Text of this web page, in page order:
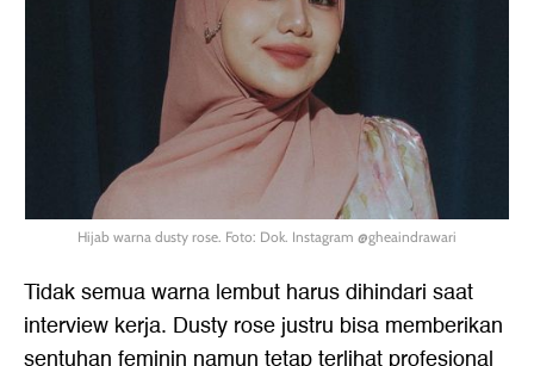
Hijab warna dusty rose. Foto: Dok. Instagram @gheaindrawari
Tidak semua warna lembut harus dihindari saat
interview kerja. Dusty rose justru bisa memberikan
sentuhan feminin namun tetap terlihat profesional